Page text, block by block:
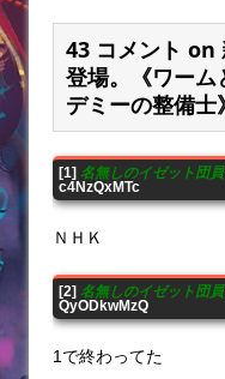
43 コメント
登場。《ワーム
デミーの整備士
[1] 名無しのイゼット団員
c4NzQxMTc
ＮＨＫ
[2] 名無しのイゼット団員
QyODkwMzQ
1で終わってた